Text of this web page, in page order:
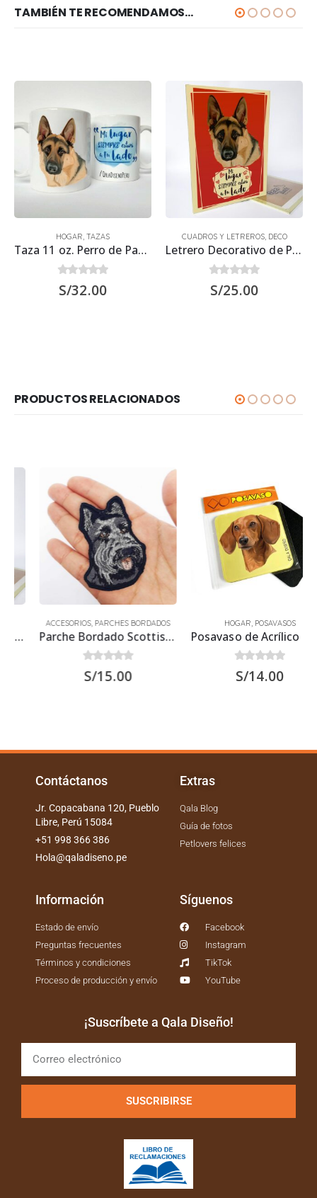
TAMBIÉN TE RECOMENDAMOS…
HOGAR, TAZAS
Taza 11 oz. Perro de Pastor Alemán
0out of 5
S/32.00
CUADROS Y LETREROS, DECO
Letrero Decorativo de Perro Pastor Alemán 30×22.5 cms
0out of 5
S/25.00
PRODUCTOS RELACIONADOS
ACCESORIOS,PARCHES BORDADOS
Parche Bordado Scottish Terrier
out of 515.00
HOGAR,POSAVASOS
Posavaso de Acrílico Salchicha Marrón 9.5×9.5 cms
out of 514.00
Contáctanos
Jr. Copacabana 120, Pueblo
Libre, Perú 15084
+51 998 366 386
Hola@qaladiseno.pe
Extras
Qala Blog
Guía de fotos
Petlovers felices
Información
Estado de envío
Preguntas frecuentes
Términos y condiciones
Proceso de producción y envío
Síguenos
Facebook
Instagram
TikTok
YouTube
¡Suscríbete a Qala Diseño!
SUSCRIBIRSE